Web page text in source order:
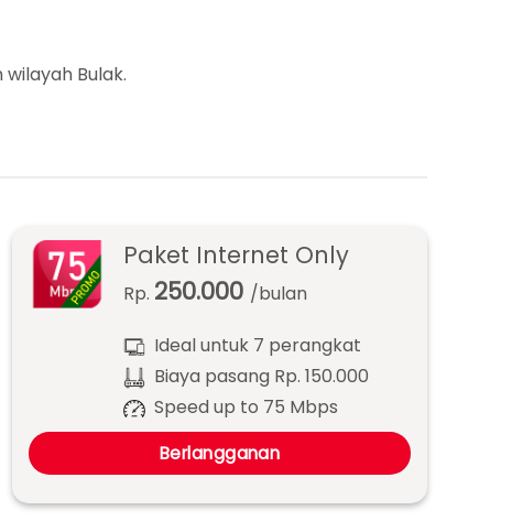
Bulak.
Paket Internet Only
Rp. 250.000 /bulan
Ideal untuk 7 perangkat
Biaya pasang Rp. 150.000
Speed up to 75 Mbps
Berlangganan